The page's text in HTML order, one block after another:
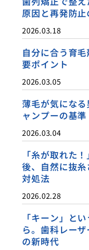
原因と再発防止
2026.03.18
自分に合う育
要ポイント
2026.03.05
薄毛が気にな
ャンプーの基準
2026.03.04
「糸が取れた
後、自然に抜
対処法
2026.02.28
「キーン」と
ら。歯科レー
の新時代